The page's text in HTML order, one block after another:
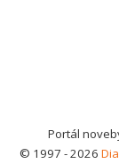
Portál
© 1997 - 2026